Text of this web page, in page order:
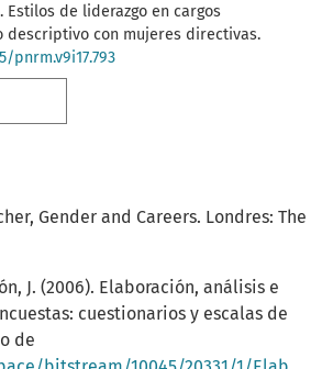
Estilos de liderazgo en cargos
descriptivo con mujeres directivas.
pnrm.v9i17.793
Gender and Careers. Londres: The
J. (2006). Elaboración, análisis e
cuestionarios y escalas de
de